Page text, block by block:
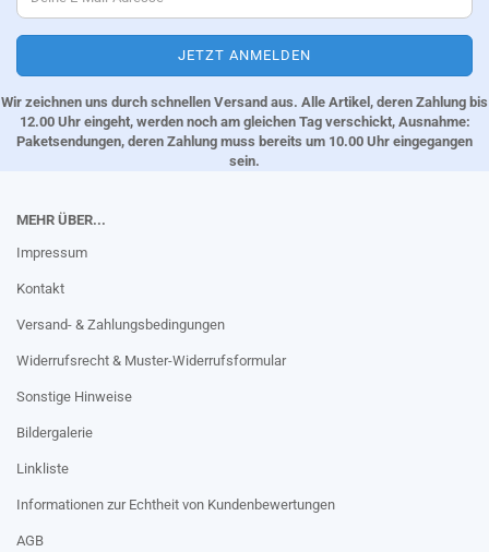
Wir zeichnen uns durch schnellen Versand aus. Alle Artikel, deren Zahlung bis
12.00 Uhr eingeht, werden noch am gleichen Tag verschickt, Ausnahme:
Paketsendungen, deren Zahlung muss bereits um 10.00 Uhr eingegangen
sein.
MEHR ÜBER...
Impressum
Kontakt
Versand- & Zahlungsbedingungen
Widerrufsrecht & Muster-Widerrufsformular
Sonstige Hinweise
Bildergalerie
Linkliste
Informationen zur Echtheit von Kundenbewertungen
AGB